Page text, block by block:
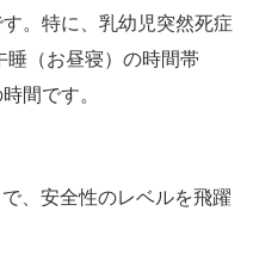
。特に、乳幼児突然死症
（お昼寝）の時間帯
間です。
、安全性のレベルを飛躍